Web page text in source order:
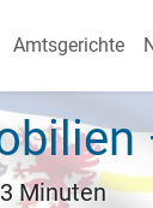
Amtsgerichte
Minuten